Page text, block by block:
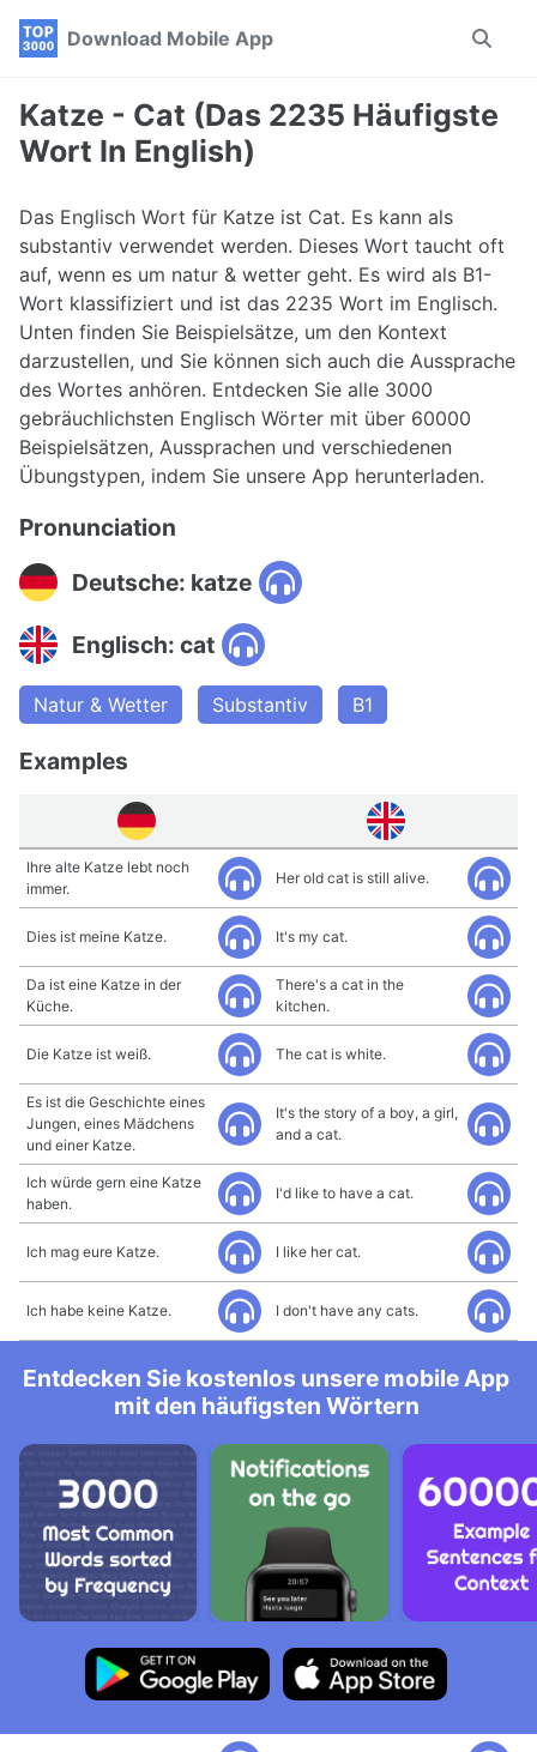
Skip
navigation
Skip
Skip
Download Mobile App
Toggle
Katze - Cat (Das 2235 Häufigste
Wort In English)
Das Englisch Wort für Katze ist Cat. Es kann als
substantiv verwendet werden. Dieses Wort taucht oft
auf, wenn es um natur & wetter geht. Es wird als B1-
Wort klassifiziert und ist das 2235 Wort im Englisch.
Unten finden Sie Beispielsätze, um den Kontext
darzustellen, und Sie können sich auch die Aussprache
des Wortes anhören. Entdecken Sie alle 3000
gebräuchlichsten Englisch Wörter mit über 60000
Beispielsätzen, Aussprachen und verschiedenen
Übungstypen, indem Sie unsere App herunterladen.
Pronunciation
Deutsche: katze
Englisch: cat
Natur & Wetter Substantiv B1
Examples
Ihre alte Katze lebt noch
immer.
Her old cat is still alive.
Dies ist meine Katze. It's my cat.
Da ist eine Katze in der
Küche.
There's a cat in the
kitchen.
Die Katze ist weiß. The cat is white.
Es ist die Geschichte eines
Jungen, eines Mädchens
und einer Katze.
It's the story of a boy, a girl,
and a cat.
Ich würde gern eine Katze
haben.
I'd like to have a cat.
Ich mag eure Katze. I like her cat.
Ich habe keine Katze. I don't have any cats.
Entdecken Sie kostenlos unsere mobile App
mit den häufigsten Wörtern